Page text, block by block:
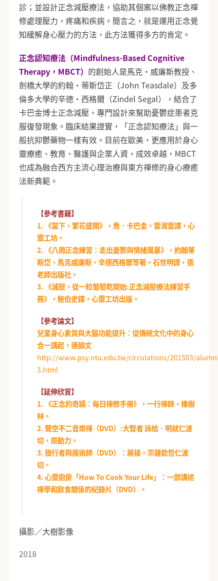
診；並設計正念減壓療法，協助其個案以佛教正念禪
修處理壓力，疼痛和疾病。簡言之，就是運用正念覺
知緩解身心壓力的方法，此方法獲得多方的肯定。
正念認知療法（Mindfulness-Based Cognitive
Therapy，MBCT） 的創始人是馬克‧威廉斯教授、
劍橋大學的約翰‧蒂斯岱正（John Teasdale）及多
倫多大學的辛德‧西格爾（Zindel Segal），結合了
卡巴金博士正念減壓，專門設計來幫助憂鬱症患者克
服復發現象。臨床結果證實，「正念認知療法」與一
般抗抑鬱藥物一樣有效。目前在歐美，更應用於身心
靈療癒、教育、醫護與企業人資，成效卓越，MBCT
也成為融合西方主流心理治療與東方禪修的身心療癒
法新典範。
【參考書籍】
1. 《當下，繁花盛開》，喬．卡巴金，雷淑雲譯，心
靈工坊。
2. 《八周正念練習：走出憂鬱與情緒風暴》，約翰蒂
斯岱、馬克威廉斯、辛德西格爾等著。石世明譯，張
老師出版社。
3. 《減壓，從一粒葡萄乾開始:正念減壓療法練習手
冊》，鮑伯史鐸，心靈工坊出版。
【參考論文】
兒童身心素質與大腦功能提升：從傳統文化中的身心
合一講起，連韻文
http://www.psy.ntu.edu.tw/circulations/201503/
3.html
【延伸欣賞】
1. 《正念的奇蹟：每日禪修手冊》，一行禪師，橡樹
林。
2. 聲空不二音樂禪（DVD）:大智者 詠給．明就仁波
切，原動力。
3. 旅行者與魔術師（DVD）：蔣揚。宗薩欽哲仁波
切。
4. 心靈廚房「How To Cook Your Life」：一部講述
禪學和飲食關係的紀錄片（DVD）。
攝影／大樹影像
2018